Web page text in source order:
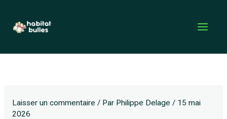
contenu
Laisser un commentaire / Par Philippe Delage / 15 mai
2026